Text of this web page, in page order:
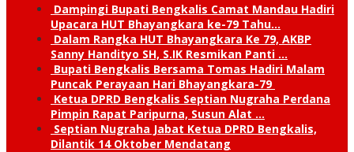
Dampingi Bupati Bengkalis Camat Mandau Hadiri
Upacara HUT Bhayangkara ke-79 Tahu…
Dalam Rangka HUT Bhayangkara Ke 79, AKBP
Sanny Handityo SH, S.IK Resmikan Panti …
Bupati Bengkalis Bersama Tomas Hadiri Malam
Puncak Perayaan Hari Bhayangkara-79
Ketua DPRD Bengkalis Septian Nugraha Perdana
Pimpin Rapat Paripurna, Susun Alat …
Septian Nugraha Jabat Ketua DPRD Bengkalis,
Dilantik 14 Oktober Mendatang